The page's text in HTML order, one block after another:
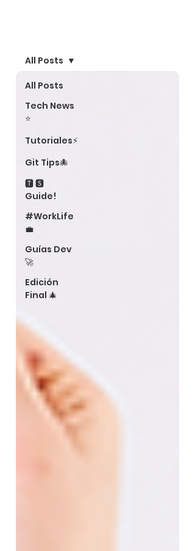
All Posts
Tech News
⭐
Tutoriales⚡
Git Tips🐙
🆃 🆂
Guide!
#WorkLife
💼
Guías Dev
🚀
Edición
Final 🎄
All Posts